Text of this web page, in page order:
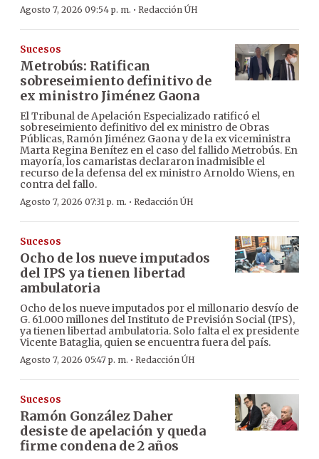
Agosto 7, 2026 09:54 p. m. · Redacción ÚH
Sucesos
Metrobús: Ratifican
sobreseimiento definitivo de
ex ministro Jiménez Gaona
El Tribunal de Apelación Especializado ratificó el
sobreseimiento definitivo del ex ministro de Obras
Públicas, Ramón Jiménez Gaona y de la ex viceministra
Marta Regina Benítez en el caso del fallido Metrobús. En
mayoría, los camaristas declararon inadmisible el
recurso de la defensa del ex ministro Arnoldo Wiens, en
contra del fallo.
Agosto 7, 2026 07:31 p. m. · Redacción ÚH
Sucesos
Ocho de los nueve imputados
del IPS ya tienen libertad
ambulatoria
Ocho de los nueve imputados por el millonario desvío de
G. 61.000 millones del Instituto de Previsión Social (IPS),
ya tienen libertad ambulatoria. Solo falta el ex presidente
Vicente Bataglia, quien se encuentra fuera del país.
Agosto 7, 2026 05:47 p. m. · Redacción ÚH
Sucesos
Ramón González Daher
desiste de apelación y queda
firme condena de 2 años